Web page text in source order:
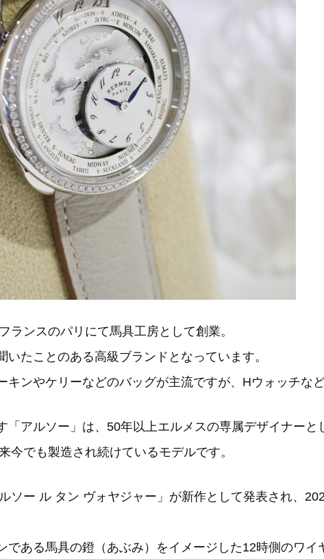
ランスのパリにて馬具工房として創業。
いたことのある高級ブランドとなっています。
キンやケリーなどのバッグが主流ですが、Hウォッチな
「アルソー」は、50年以上エルメスの専属デザイナーと
今でも製造され続けているモデルです。
ソー ル タン ヴォヤジャー」が新作として発表され、
である馬具の鐙（あぶみ）をイメージした12時側のワ